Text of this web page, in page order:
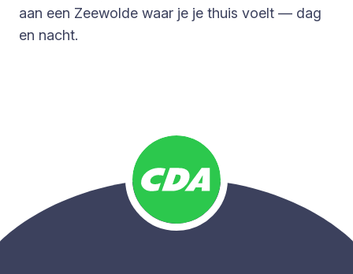
aan een Zeewolde waar je je thuis voelt — dag
en nacht.